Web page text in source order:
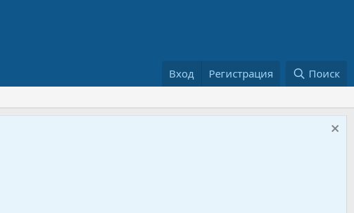
Вход Регистрация Поиск